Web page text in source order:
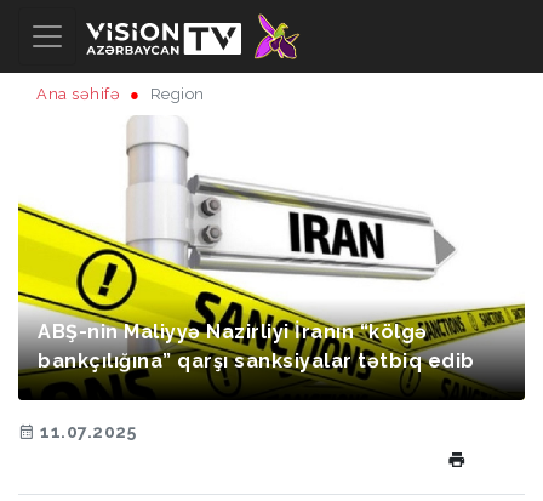
Ana səhifə Region
ABŞ-nin Maliyyə Nazirliyi İranın “kölgə
bankçılığına” qarşı sanksiyalar tətbiq edib
11.07.2025